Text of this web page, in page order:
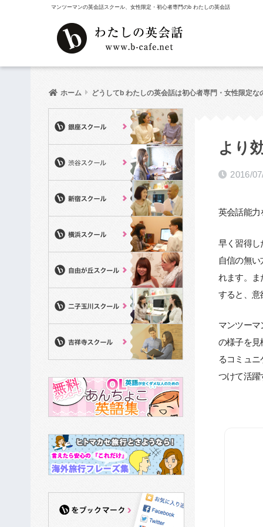
マンツーマンの英会話スクール、女性限定・初心者専門のb わたしの英会話
ホーム どうしてb わたしの英会話は初心者専門・女性限定な
より
2016/
英会話能力
早く習得し
自信の無
れます。
すると、意
マンツー
の様子を見
るコミュ
つけて活躍